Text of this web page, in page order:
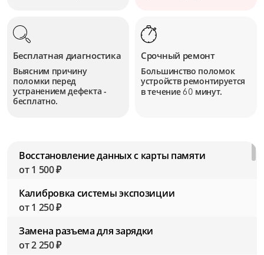
Бесплатная диагностика
Выясним причину
поломки перед
устранением дефекта -
бесплатно.
Срочный ремонт
Большинство поломок
устройств ремонтируется
в течение60 минут.
Восстановление данных с карты памяти
от 1 500 ₽
Калибровка системы экспозиции
от 1 250 ₽
Замена разъема для зарядки
от 2 250 ₽